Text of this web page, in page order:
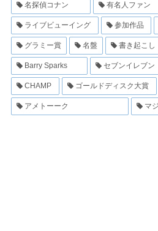
名探偵コナン 有名人ファン
ライブビューイング 参加作品
グラミー賞 名盤 書き起こし
Barry Sparks セブンイレブン
CHAMP ゴールドディスク大賞
アメトーーク マ